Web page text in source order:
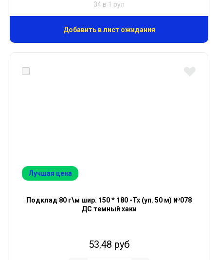
34 в 1 рул
Добавить в лист ожидания
Лучшая цена
Подклад 80 г\м шир. 150 * 180 -Тх (уп. 50 м) №078
ДС темный хаки
53.48 руб